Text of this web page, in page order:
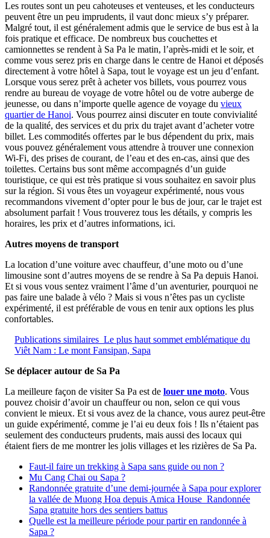
Les routes sont un peu cahoteuses et venteuses, et les conducteurs
peuvent être un peu imprudents, il vaut donc mieux s’y préparer.
Malgré tout, il est généralement admis que le service de bus est à la
fois pratique et efficace. De nombreux bus couchettes et
camionnettes se rendent à Sa Pa le matin, l’après-midi et le soir, et
comme vous serez pris en charge dans le centre de Hanoi et déposés
directement à votre hôtel à Sapa, tout le voyage est un jeu d’enfant.
Lorsque vous serez prêt à acheter vos billets, vous pourrez vous
rendre au bureau de voyage de votre hôtel ou de votre auberge de
jeunesse, ou dans n’importe quelle agence de voyage du vieux
quartier de Hanoi. Vous pourrez ainsi discuter en toute convivialité
de la qualité, des services et du prix du trajet avant d’acheter votre
billet. Les commodités offertes par le bus dépendent du prix, mais
vous pouvez généralement vous attendre à trouver une connexion
Wi-Fi, des prises de courant, de l’eau et des en-cas, ainsi que des
toilettes. Certains bus sont même accompagnés d’un guide
touristique, ce qui est très pratique si vous souhaitez en savoir plus
sur la région. Si vous êtes un voyageur expérimenté, nous vous
recommandons vivement d’opter pour le bus de jour, car le trajet est
absolument parfait ! Vous trouverez tous les détails, y compris les
horaires, les prix et d’autres informations, ici.
Autres moyens de transport
La location d’une voiture avec chauffeur, d’une moto ou d’une
limousine sont d’autres moyens de se rendre à Sa Pa depuis Hanoi.
Et si vous vous sentez vraiment l’âme d’un aventurier, pourquoi ne
pas faire une balade à vélo ? Mais si vous n’êtes pas un cycliste
expérimenté, il est préférable de vous en tenir aux options les plus
confortables.
Publications similaires Le plus haut sommet emblématique du
Viêt Nam : Le mont Fansipan, Sapa
Se déplacer autour de Sa Pa
La meilleure façon de visiter Sa Pa est de louer une moto. Vous
pouvez choisir d’avoir un chauffeur ou non, selon ce qui vous
convient le mieux. Et si vous avez de la chance, vous aurez peut-être
un guide expérimenté, comme je l’ai eu deux fois ! Ils n’étaient pas
seulement des conducteurs prudents, mais aussi des locaux qui
étaient fiers de me montrer les jolis villages et les rizières de Sa Pa.
Faut-il faire un trekking à Sapa sans guide ou non ?
Mu Cang Chai ou Sapa ?
Randonnée gratuite d’une demi-journée à Sapa pour explorer
la vallée de Muong Hoa depuis Amica House Randonnée
Sapa gratuite hors des sentiers battus
Quelle est la meilleure période pour partir en randonnée à
Sapa ?